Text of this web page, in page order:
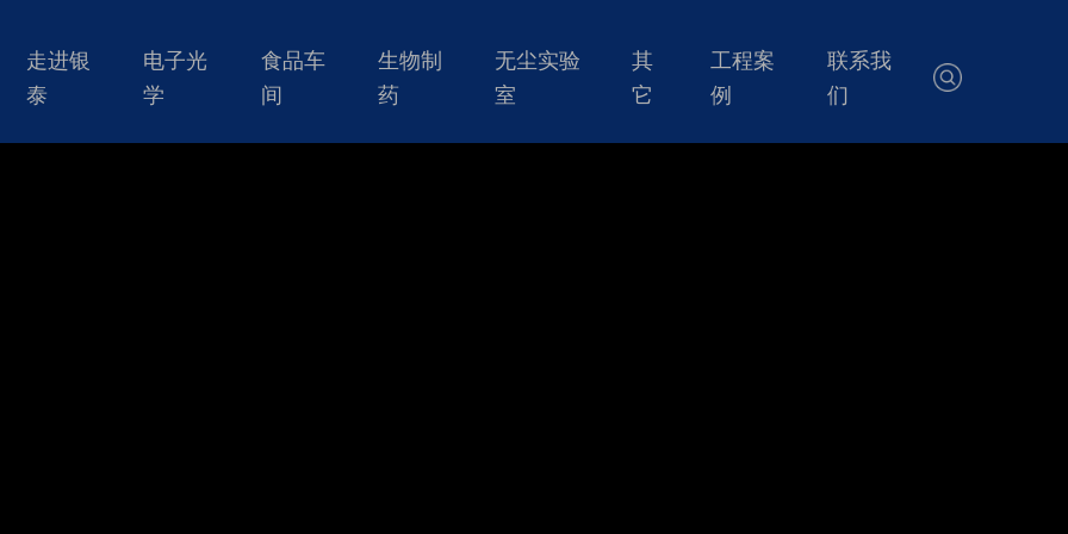
走进银
泰
电子光
学
食品车
间
生物制
药
无尘实验
室
其
它
工程案
例
联系我
们